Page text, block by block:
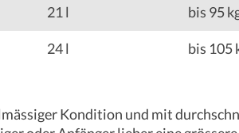
21 l bis 95
24 l bis 105
Kondition und mit